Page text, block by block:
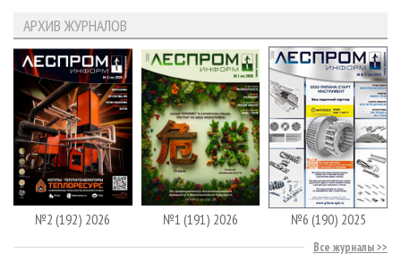
АРХИВ ЖУРНАЛОВ
№2 (192) 2026 №1 (191) 2026 №6 (190) 2025
Все журналы